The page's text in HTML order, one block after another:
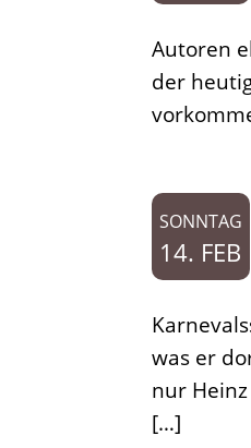
Autoren
der
SONNTAG
14. FEB
was er
nur
[…]